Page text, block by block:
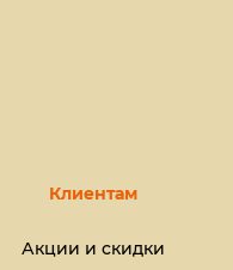
Клиентам
Акции и скидки